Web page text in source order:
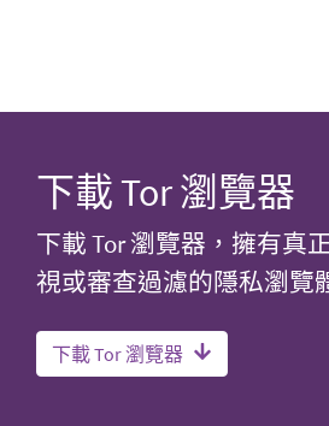
下載 Tor 瀏覽器
下載 Tor 瀏覽器，擁有真
視或審查過濾的隱私瀏覽
下載 Tor 瀏覽器